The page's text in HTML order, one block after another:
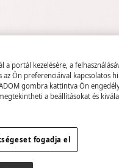
portál kezelésére, a
Ön preferenciáival kapcsolatos
gombra kattintva Ön
a beállításokat és
fogadja el